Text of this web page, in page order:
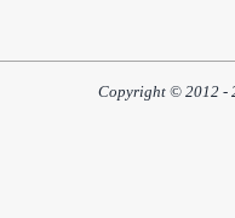
Copyright © 2012 -